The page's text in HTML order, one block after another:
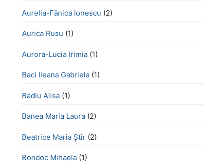
Aurelia-Fănica Ionescu (2)
Aurica Rusu (1)
Aurora-Lucia Irimia (1)
Baci Ileana Gabriela (1)
Badiu Alisa (1)
Banea Maria Laura (2)
Beatrice Maria Știr (2)
Bondoc Mihaela (1)